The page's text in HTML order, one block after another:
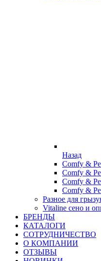
Назад
Comfy &
Comfy &
Comfy &
Comfy &
Разное для
Vitaline сено и
БРЕНДЫ
КАТАЛОГИ
СОТРУДНИЧЕСТВО
О КОМПАНИИ
ОТЗЫВЫ